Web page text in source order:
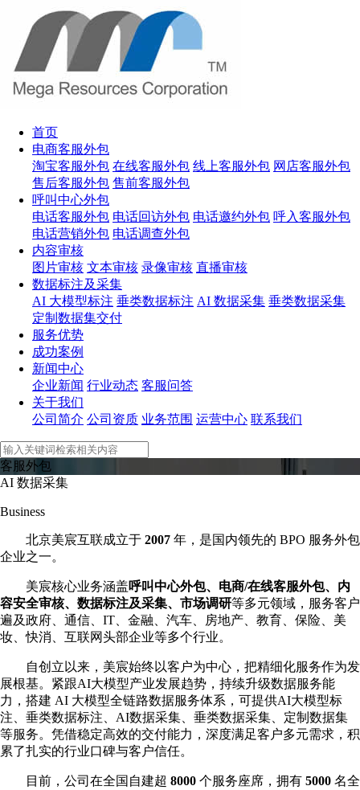
首页
电商客服外包
淘宝客服外包 在线客服外包 线上客服外包 网店客服外包
售后客服外包 售前客服外包
呼叫中心外包
电话客服外包 电话回访外包 电话邀约外包 呼入客服外包
电话营销外包 电话调查外包
内容审核
图片审核 文本审核 录像审核 直播审核
数据标注及采集
AI 大模型标注 垂类数据标注 AI 数据采集 垂类数据采集
定制数据集交付
服务优势
成功案例
新闻中心
企业新闻 行业动态 客服问答
关于我们
公司简介 公司资质 业务范围 运营中心 联系我们
客服外包
AI 数据采集
Business
北京美宸互联成立于 2007 年，是国内领先的 BPO 服务外包
企业之一。
美宸核心业务涵盖呼叫中心外包、电商/在线客服外包、内
容安全审核、数据标注及采集、市场调研等多元领域，服务客户
遍及政府、通信、IT、金融、汽车、房地产、教育、保险、美
妆、快消、互联网头部企业等多个行业。
自创立以来，美宸始终以客户为中心，把精细化服务作为发
展根基。紧跟AI大模型产业发展趋势，持续升级数据服务能
力，搭建 AI 大模型全链路数据服务体系，可提供AI大模型标
注、垂类数据标注、AI数据采集、垂类数据采集、定制数据集
等服务。凭借稳定高效的交付能力，深度满足客户多元需求，积
累了扎实的行业口碑与客户信任。
目前，公司在全国自建超 8000 个服务座席，拥有 5000 名全